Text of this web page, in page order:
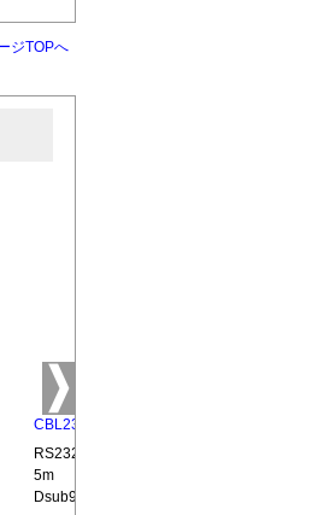
ジTOPへ
CBL232-MM-15
RS232C全結線ストレートケーブル(オス
5m
Dsub9P(ｵｽ/ｲﾝﾁ) ― Dsub9P(ｵｽ/ｲﾝﾁ)